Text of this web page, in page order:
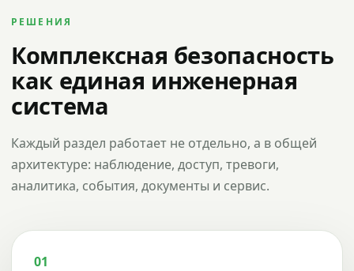
РЕШЕНИЯ
Комплексная безопасность
как единая инженерная
система
Каждый раздел работает не отдельно, а в общей
архитектуре: наблюдение, доступ, тревоги,
аналитика, события, документы и сервис.
01